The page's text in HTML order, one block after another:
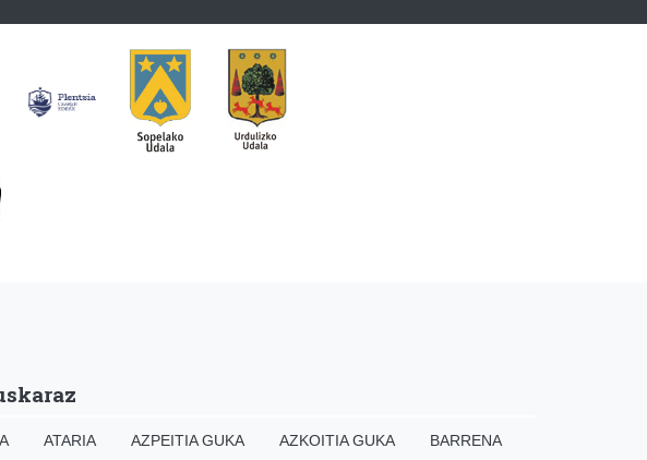
ATARIA AZPEITIA GUKA AZKOITIA GUKA BARRENA